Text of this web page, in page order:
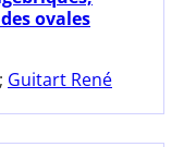
ovales
; Guitart René